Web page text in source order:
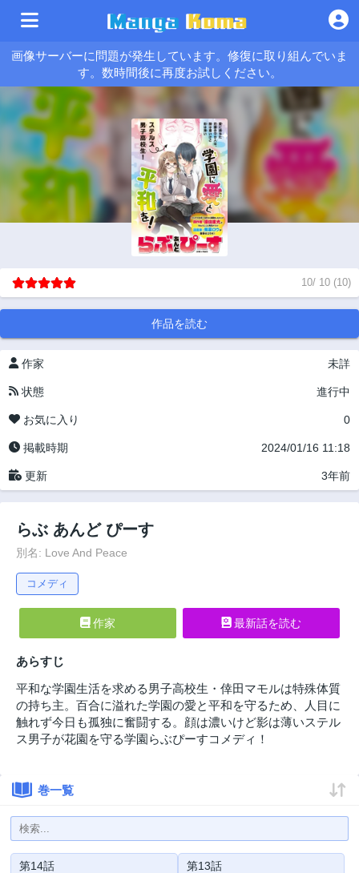
画像サーバーに問題が発生しています。修復に取り組んでいま
す。数時間後に再度お試しください。
10/ 10 (10)
作品を読む
作家 未詳
状態 進行中
お気に入り 0
掲載時期 2024/01/16 11:18
更新 3年前
らぶ あんど ぴーす
別名: Love And Peace
コメディ
作家 最新話を読む
あらすじ
平和な学園生活を求める男子高校生・倖田マモルは特殊体質
の持ち主。百合に溢れた学園の愛と平和を守るため、人目に
触れず今日も孤独に奮闘する。顔は濃いけど影は薄いステル
ス男子が花園を守る学園らぶぴーすコメディ！
巻一覧
第14話 第13話